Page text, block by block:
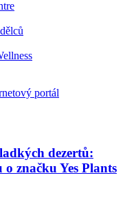
dezertů:
značku Yes Plants